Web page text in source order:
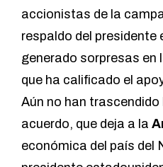
accionistas de la
respaldo del presidente
generado sorpresas en
que ha calificado el
Aún no han
acuerdo, que deja a la
económica del país del